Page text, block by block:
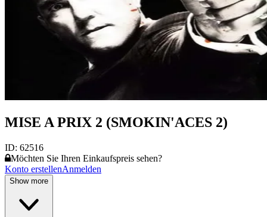
MISE A PRIX 2 (SMOKIN'ACES 2)
ID: 62516
Möchten Sie Ihren Einkaufspreis sehen?
Konto erstellenAnmelden
Show more